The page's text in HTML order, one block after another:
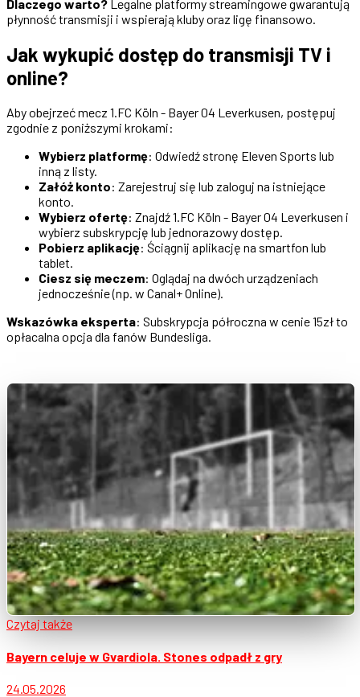
Dlaczego warto? Legalne platformy streamingowe gwarantują
płynność transmisji i wspierają kluby oraz ligę finansowo.
Jak wykupić dostęp do transmisji TV i
online?
Aby obejrzeć mecz 1.FC Köln - Bayer 04 Leverkusen, postępuj
zgodnie z poniższymi krokami:
Wybierz platformę: Odwiedź stronę Eleven Sports lub
inną z listy.
Załóż konto: Zarejestruj się lub zaloguj na istniejące
konto.
Wybierz ofertę: Znajdź 1.FC Köln - Bayer 04 Leverkusen i
wybierz subskrypcję lub jednorazowy dostęp.
Pobierz aplikację: Ściągnij aplikację na smartfon lub
tablet.
Ciesz się meczem: Oglądaj na dwóch urządzeniach
jednocześnie (np. w Canal+ Online).
Wskazówka eksperta: Subskrypcja półroczna w cenie 15zł to
opłacalna opcja dla fanów Bundesliga.
Czytaj także
Bayern celuje w Gvardiola. Stones odpadł z gry
24.05.2026